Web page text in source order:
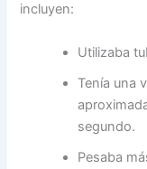
incluyen:
Utilizaba
Tenía una
segundo.
Pesaba